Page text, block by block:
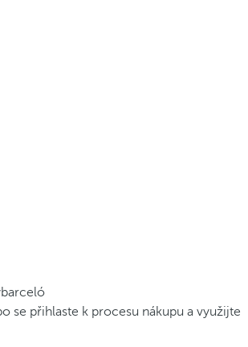
se přihlaste k procesu nákupu a využijte